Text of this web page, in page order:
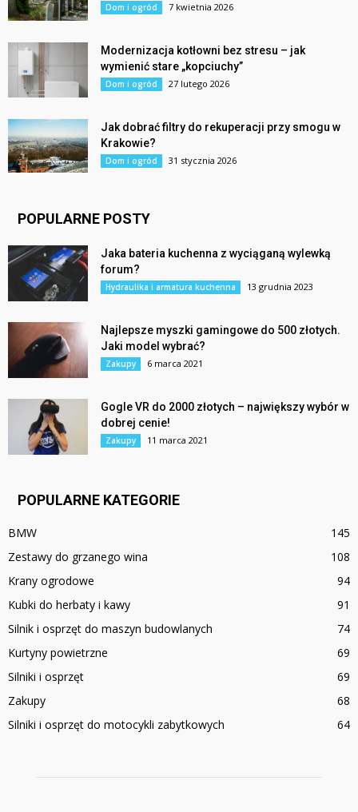
Dom i ogród 7 kwietnia 2026
Modernizacja kotłowni bez stresu – jak
wymienić stare „kopciuchy”
Dom i ogród 27 lutego 2026
Jak dobrać filtry do rekuperacji przy smogu w
Krakowie?
Dom i ogród 31 stycznia 2026
POPULARNE POSTY
Jaka bateria kuchenna z wyciąganą wylewką
forum?
Hydraulika i armatura kuchenna 13 grudnia 2023
Najlepsze myszki gamingowe do 500 złotych.
Jaki model wybrać?
Zakupy 6 marca 2021
Gogle VR do 2000 złotych – największy wybór w
dobrej cenie!
Zakupy 11 marca 2021
POPULARNE KATEGORIE
BMW
145
Zestawy do grzanego wina
108
Krany ogrodowe
94
Kubki do herbaty i kawy
91
Silnik i osprzęt do maszyn budowlanych
74
Kurtyny powietrzne
69
Silniki i osprzęt
69
Zakupy
68
Silniki i osprzęt do motocykli zabytkowych
64